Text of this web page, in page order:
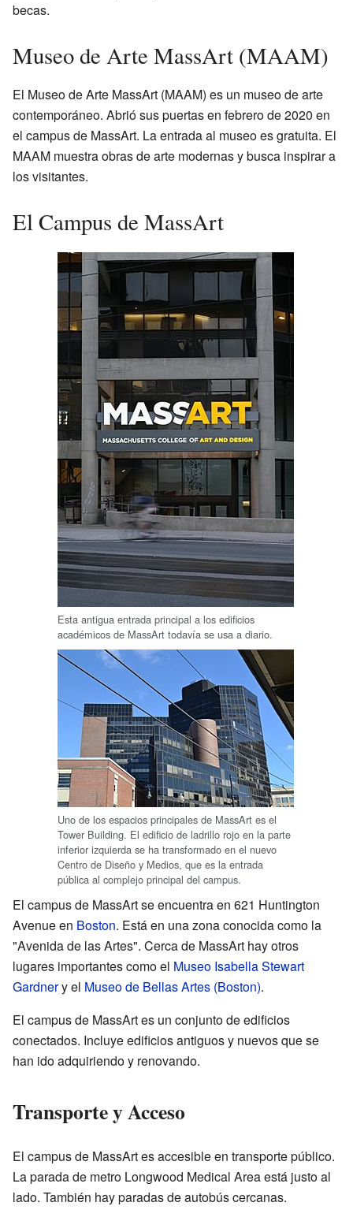
becas.
Museo de Arte MassArt (MAAM)
El Museo de Arte MassArt (MAAM) es un museo de arte
contemporáneo. Abrió sus puertas en febrero de 2020 en
el campus de MassArt. La entrada al museo es gratuita. El
MAAM muestra obras de arte modernas y busca inspirar a
los visitantes.
El Campus de MassArt
Esta antigua entrada principal a los edificios
académicos de MassArt todavía se usa a diario.
Uno de los espacios principales de MassArt es el
Tower Building. El edificio de ladrillo rojo en la parte
inferior izquierda se ha transformado en el nuevo
Centro de Diseño y Medios, que es la entrada
pública al complejo principal del campus.
El campus de MassArt se encuentra en 621 Huntington
Avenue en Boston. Está en una zona conocida como la
"Avenida de las Artes". Cerca de MassArt hay otros
lugares importantes como el Museo Isabella Stewart
Gardnery el Museo de Bellas Artes (Boston).
El campus de MassArt es un conjunto de edificios
conectados. Incluye edificios antiguos y nuevos que se
han ido adquiriendo y renovando.
Transporte y Acceso
El campus de MassArt es accesible en transporte público.
La parada de metro Longwood Medical Area está justo al
lado. También hay paradas de autobús cercanas.